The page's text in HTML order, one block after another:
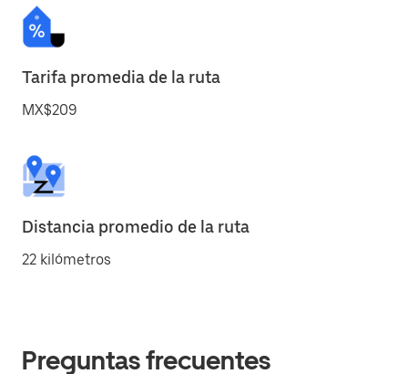
Tarifa promedia de la ruta
MX$209
Distancia promedio de la ruta
22 kilómetros
Preguntas frecuentes